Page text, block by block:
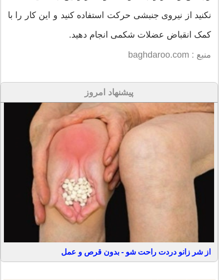
نکنید از نیروی جنبشی حرکت استفاده کنید و این کار را با
کمک انقباض عضلات شکمی انجام دهید.
منبع : baghdaroo.com
پیشنهاد امروز
از شر زانو دردت راحت شو - بدون قرص و عمل